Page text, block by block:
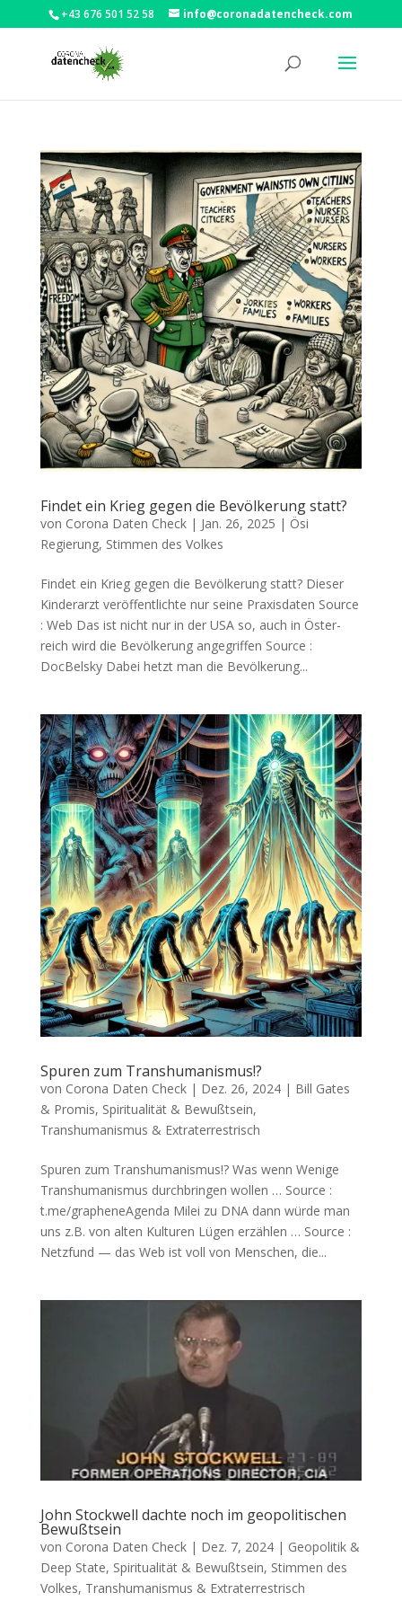
+43 676 501 52 58 info@coronadatencheck.com
Findet ein Krieg gegen die Bevölkerung statt?
von Corona Daten Check| Jan. 26, 2025 | Ösi
Regierung, Stimmen des Volkes
Findet ein Krieg gegen die Bevölkerung statt? Die­ser
Kin­der­arzt ver­öf­fent­lich­te nur sei­ne Praxisdaten Source
: Web Das ist nicht nur in der USA so, auch in Öster­
reich wird die Bevöl­ke­rung angegriffen Source :
DocBelsky Dabei hetzt man die Bevöl­ke­rung...
Spuren zum Transhumanismus!?
von Corona Daten Check| Dez. 26, 2024| Bill Gates
& Promis, Spiritualität & Bewußtsein,
Transhumanismus & Extraterrestrisch
Spuren zum Transhumanismus!? Was wenn Weni­ge
Trans­hu­ma­nis­mus durch­brin­gen wollen … Source :
t.me/grapheneAgenda Milei zu DNA dann wür­de man
uns z.B. von alten Kul­tu­ren Lügen erzählen … Source :
Netz­fund — das Web ist voll von Men­schen, die...
John Stockwell dachte noch im geopolitischen
Bewußtsein
von Corona Daten Check| Dez. 7, 2024| Geopolitik &
Deep State, Spiritualität & Bewußtsein, Stimmen des
Volkes, Transhumanismus & Extraterrestrisch